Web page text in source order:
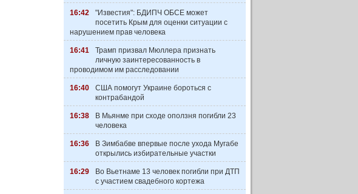
16:42
"Известия": БДИПЧ ОБСЕ может
посетить Крым для оценки ситуации с
нарушением прав человека
16:41
Трамп призвал Мюллера признать
личную заинтересованность в
проводимом им расследовании
16:40
США помогут Украине бороться с
контрабандой
16:38
В Мьянме при сходе оползня погибли 23
человека
16:36
В Зимбабве впервые после ухода Мугабе
открылись избирательные участки
16:29
Во Вьетнаме 13 человек погибли при ДТП
с участием свадебного кортежа